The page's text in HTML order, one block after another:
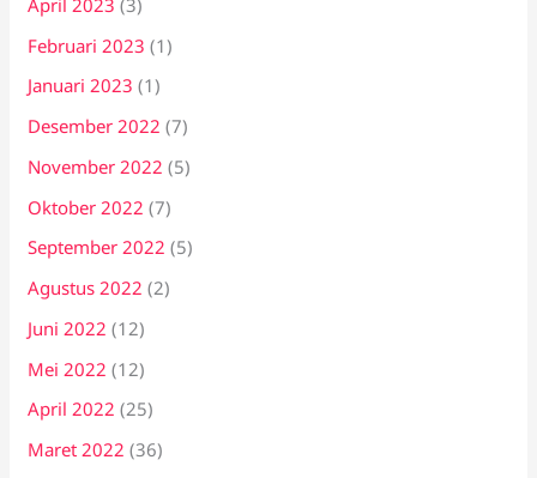
Februari 2023 (1)
Januari 2023 (1)
Desember 2022 (7)
November 2022 (5)
Oktober 2022 (7)
September 2022 (5)
Agustus 2022 (2)
Juni 2022 (12)
Mei 2022 (12)
April 2022 (25)
Maret 2022 (36)